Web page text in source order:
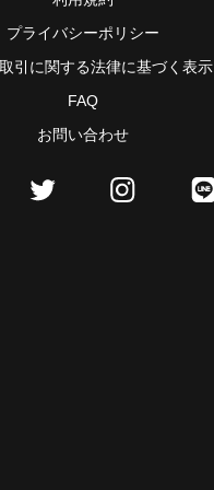
プライバシーポリシー
引に関する法律に基づく表示
FAQ
お問い合わせ